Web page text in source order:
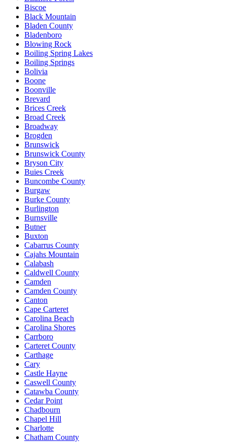
Biscoe
Black Mountain
Bladen County
Bladenboro
Blowing Rock
Boiling Spring Lakes
Boiling Springs
Bolivia
Boone
Boonville
Brevard
Brices Creek
Broad Creek
Broadway
Brogden
Brunswick
Brunswick County
Bryson City
Buies Creek
Buncombe County
Burgaw
Burke County
Burlington
Burnsville
Butner
Buxton
Cabarrus County
Cajahs Mountain
Calabash
Caldwell County
Camden
Camden County
Canton
Cape Carteret
Carolina Beach
Carolina Shores
Carrboro
Carteret County
Carthage
Cary
Castle Hayne
Caswell County
Catawba County
Cedar Point
Chadbourn
Chapel Hill
Charlotte
Chatham County